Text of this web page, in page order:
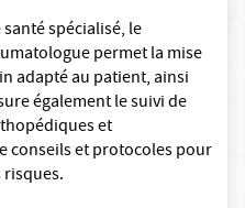
spécialisé, le
permet la mise
adapté au patient, ainsi
également le suivi de
et
conseils et protocoles pour